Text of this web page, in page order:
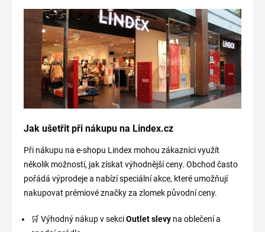
Jak ušetřit při nákupu na Lindex.cz
Při nákupu na e-shopu Lindex mohou zákazníci využít
několik možností, jak získat výhodnější ceny. Obchod často
pořádá výprodeje a nabízí speciální akce, které umožňují
nakupovat prémiové značky za zlomek původní ceny.
🛒 Výhodný nákup v sekciOutlet slevy na oblečení a